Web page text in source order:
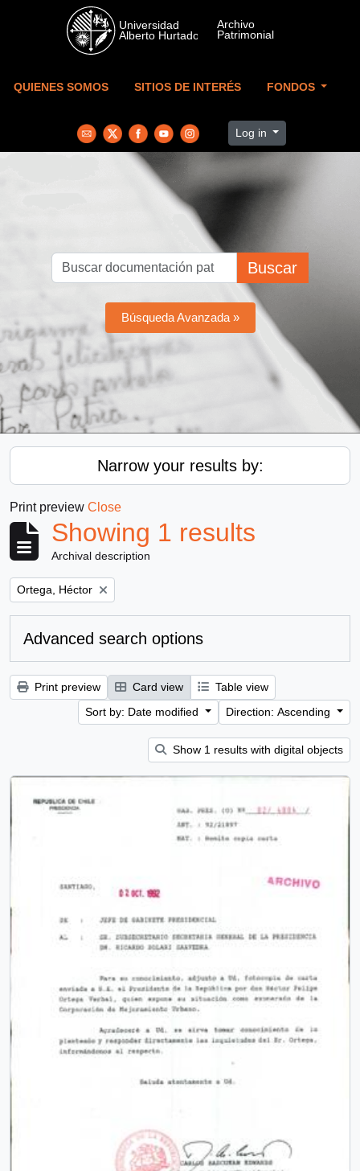
Skip to main content
QUIENES SOMOS SITIOS DE INTERÉS FONDOS
Log in
Buscar
Búsqueda Avanzada »
Narrow your results by:
Print preview Close
Showing 1 results
Archival description
Remove filter:
Ortega, Héctor
Advanced search options
Print preview Card view
Table view
Sort by: Date modified
Direction: Ascending
Show 1 results with digital objects